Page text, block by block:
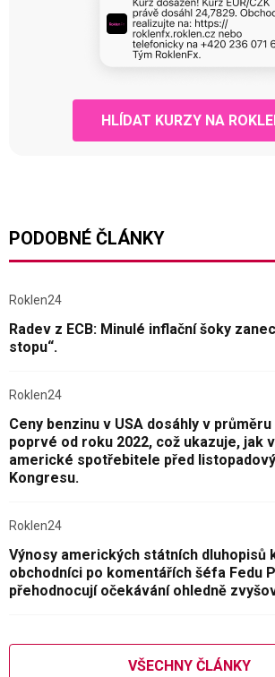
HLÍDAT KURZY NA
PODOBNÉ ČLÁNKY
Roklen24
Radev z ECB: Minulé inflační šoky
stopu“.
Roklen24
Ceny benzinu v USA dosáhly v
poprvé od roku 2022, což ukazuje, jak
americké spotřebitele před
Kongresu.
Roklen24
Výnosy amerických státních dluhopisů
obchodníci po komentářích šéfa Fedu
přehodnocují očekávání ohledně
VŠECHNY ČLÁNKY